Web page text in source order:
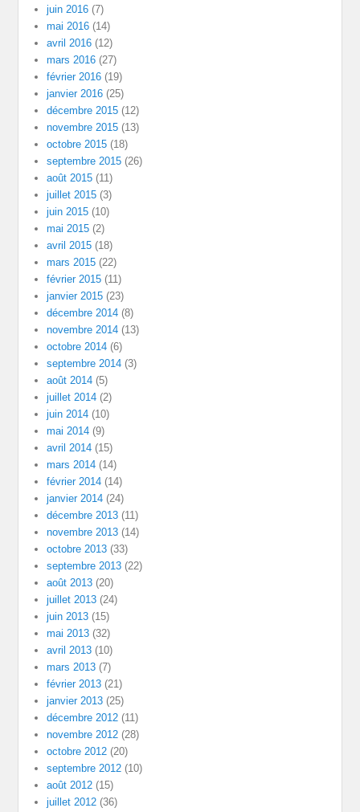
juin 2016 (7)
mai 2016 (14)
avril 2016 (12)
mars 2016 (27)
février 2016 (19)
janvier 2016 (25)
décembre 2015 (12)
novembre 2015 (13)
octobre 2015 (18)
septembre 2015 (26)
août 2015 (11)
juillet 2015 (3)
juin 2015 (10)
mai 2015 (2)
avril 2015 (18)
mars 2015 (22)
février 2015 (11)
janvier 2015 (23)
décembre 2014 (8)
novembre 2014 (13)
octobre 2014 (6)
septembre 2014 (3)
août 2014 (5)
juillet 2014 (2)
juin 2014 (10)
mai 2014 (9)
avril 2014 (15)
mars 2014 (14)
février 2014 (14)
janvier 2014 (24)
décembre 2013 (11)
novembre 2013 (14)
octobre 2013 (33)
septembre 2013 (22)
août 2013 (20)
juillet 2013 (24)
juin 2013 (15)
mai 2013 (32)
avril 2013 (10)
mars 2013 (7)
février 2013 (21)
janvier 2013 (25)
décembre 2012 (11)
novembre 2012 (28)
octobre 2012 (20)
septembre 2012 (10)
août 2012 (15)
juillet 2012 (36)